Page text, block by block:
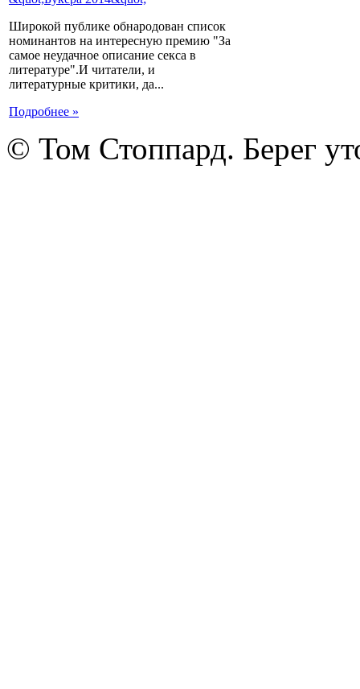
Широкой публике обнародован список
номинантов на интересную премию "За
самое неудачное описание секса в
литературе".И читатели, и
литературные критики, да...
Подробнее »
© Том Стоппард. Берег